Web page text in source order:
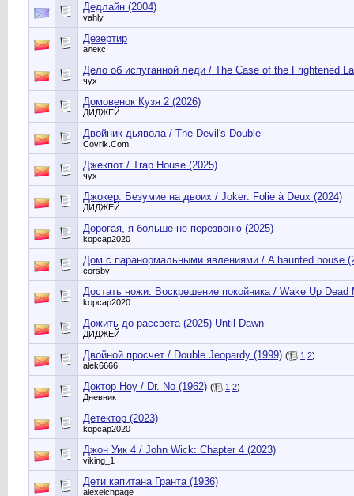
Дедлайн (2004)
vahly
Дезертир
алекс
Дело об испуганной леди / The Case of the Frightened
чух
Домовенок Кузя 2 (2026)
ДИДЖЕЙ
Двойник дьявола / The Devil's Double
Сovrik.Com
Джекпот / Trap House (2025)
чух
Джокер: Безумие на двоих / Joker: Folie à Deux (2024)
ДИДЖЕЙ
Дорогая, я больше не перезвоню (2025)
kopcap2020
Дом с паранормальными явлениями / A haunted house
corsby
Достать ножи: Воскрешение покойника / Wake Up Dead
kopcap2020
Дожить до рассвета (2025) Until Dawn
ДИДЖЕЙ
Двойной просчет / Double Jeopardy (1999) ( 1 2)
alek6666
Доктор Ноу / Dr. No (1962) ( 1 2)
Дневник
Детектор (2023)
kopcap2020
Джон Уик 4 / John Wick: Chapter 4 (2023)
viking_1
Дети капитана Гранта (1936)
alexeichpage